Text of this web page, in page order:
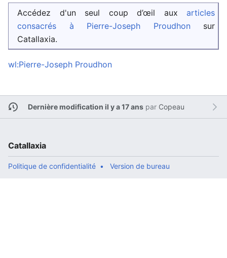
Accédez d'un seul coup d’œil aux articles
consacrés à Pierre-Joseph Proudhonsur
Catallaxia.
wl:Pierre-Joseph Proudhon
Dernière modification il y a 17 anspar Copeau
Catallaxia
Politique de confidentialité Version de bureau